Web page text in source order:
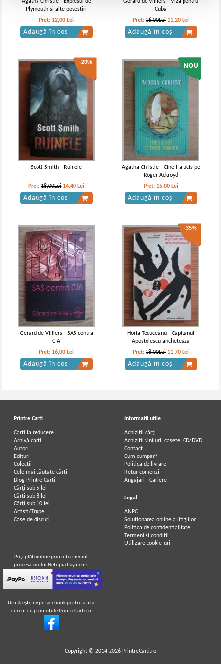
Agatha Christie - Expresul de
Plymouth si alte povestiri
Pret: 12,00 Lei
Adaugă în coș
Gerard de Villiers - Viza pentru
Cuba
Pret:16,00Lei 11,20 Lei
Adaugă în coș
-20%
Scott Smith - Ruinele
Pret:18,00Lei 14,40 Lei
Adaugă în coș
Agatha Christie - Cine l-a ucis pe
Roger Ackroyd
Pret: 15,00 Lei
Adaugă în coș
Gerard de Villiers - SAS contra
CIA
Pret: 16,00 Lei
Adaugă în coș
-35%
Horia Tecuceanu - Capitanul
Apostolescu ancheteaza
Pret:18,00Lei 11,70 Lei
Adaugă în coș
Printre Carti
Carți la reducere
Arhivă carți
Autori
Edituri
Colecții
Cele mai căutate cărți
Blog Printre Carti
Cărţi sub 5 lei
Cărţi sub 8 lei
Cărţi sub 10 lei
Artiști/Trupe
Case de discuri
Informatii utile
Achizitii cărți
Achizitii viniluri, casete, CD/DVD
Contact
Cum cumpar?
Politica de livrare
Retur comenzi
Angajari - Cariere
Legal
ANPC
Soluționarea online a litigiilor
Politica de confidentialitate
Termeni si conditii
Utilizare cookie-uri
Poţi plăti online prin intermediul
procesatorului Netopia Payments
Urmăreşte-ne pe facebook pentru a fi la
curent cu promoţiile PrintreCarti.ro
Copyright © 2014-2026 PrintreCarti.ro